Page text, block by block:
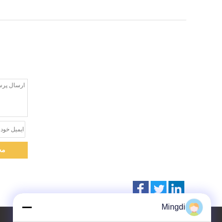
Mingdi